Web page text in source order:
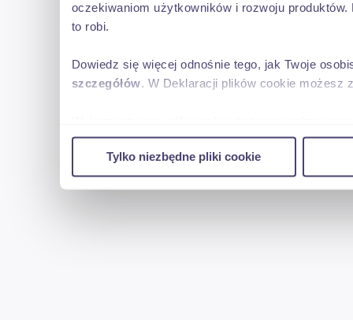
oczekiwaniom użytkowników i rozwoju
to robi.
Dowiedz się więcej odnośnie tego, jak Twoje
szczegółów. W Deklaracji plików cookie możesz
w naszej witrynie. Informacje o tym, jak
reklamowym i analitycznym. Partnerzy mogą
uzyskanymi podczas korzystania z ich usług.
Tylko niezbędne pliki cookie